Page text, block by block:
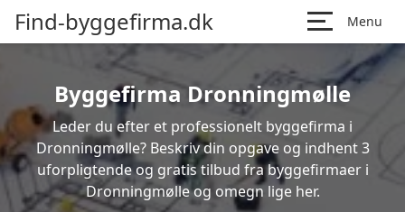
Find-byggefirma.dk Menu
Byggefirma Dronningmølle
Leder du efter et professionelt byggefirma i
Dronningmølle? Beskriv din opgave og indhent 3
uforpligtende og gratis tilbud fra byggefirmaer i
Dronningmølle og omegn lige her.